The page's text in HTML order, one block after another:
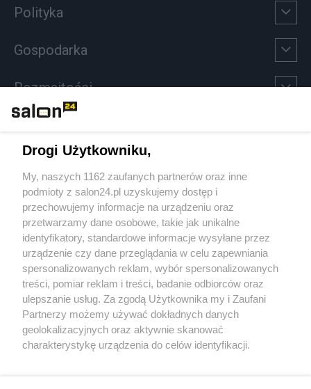
Polityka
Gospodarka
Rozmaitości
Sport
Społeczeństwo
Kultura
X Facebook Instagram Youtube
Drogi Użytkowniku,
My, naszych 1162 zaufanych partnerów oraz inne
podmioty z salon24.pl uzyskujemy dostęp i
przechowujemy informacje na urządzeniu oraz
przetwarzamy dane osobowe, takie jak unikalne
identyfikatory, standardowe informacje wysyłane przez
urządzenie czy dane przeglądania w celu zapewniania
spersonalizowanych reklam, wybór spersonalizowanych
treści, pomiar reklam i treści, badanie odbiorców oraz
ulepszanie usług. Za zgodą Użytkownika my i Zaufani
Partnerzy możemy używać dokładnych danych
geolokalizacyjnych oraz aktywnie skanować
charakterystykę urządzenia do celów identyfikacji.